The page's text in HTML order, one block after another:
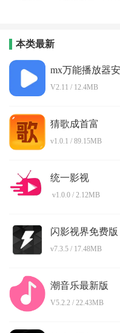
本类最新
mx万能播放器
V2.11 / 12.4MB
猜歌成首富
v1.0.1 / 89.15MB
统一影视
v1.0.0 / 2.12MB
闪影视界免费版
v7.3.5 / 17.48MB
潮音乐最新版
V5.2.2 / 22.43MB